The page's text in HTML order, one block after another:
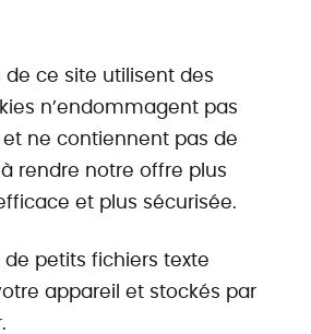
de ce site utilisent des
n’endommagent pas
ne contiennent pas de
rendre notre offre plus
et plus sécurisée.
de petits fichiers texte
appareil et stockés par